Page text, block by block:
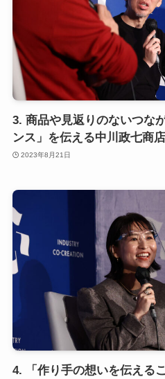
3. 商品や見返りのないつな
ンス」を伝える中川政七商店
2023年8月21日
4. 「作り手の想いを伝える